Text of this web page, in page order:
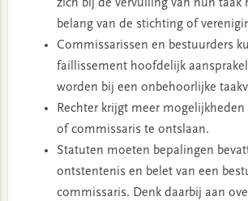
zich bij de vervulling van hun taak
belang van de stichting of
Commissarissen en bestuurders
faillissement hoofdelijk
worden bij een onbehoorlijke
Rechter krijgt meer
of commissaris te ontslaan.
Statuten moeten bepalingen
ontstentenis en belet van een
commissaris. Denk daarbij aan